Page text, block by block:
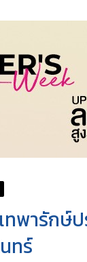
ทพารัก
ทร์